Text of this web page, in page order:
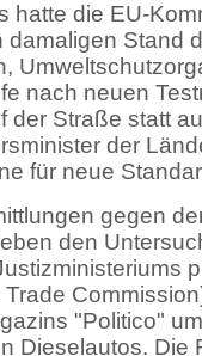
hatte die EU-
Stand
nach neuen
der Straße statt
der
für neue
gegen
den
"Politico"
Dieselautos. Die